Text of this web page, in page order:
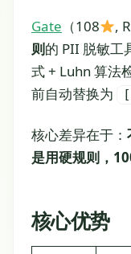
Gate （108 ,
则的 PII 脱敏
式 + Luhn 算法
前自动替换为
核心差异在于：
是用硬规则，
核心优势